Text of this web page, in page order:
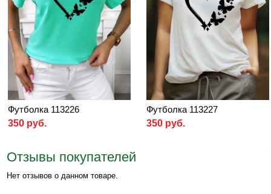
Футболка 113226
350 руб.
Футболка 113227
350 руб.
Отзывы покупателей
Нет отзывов о данном товаре.